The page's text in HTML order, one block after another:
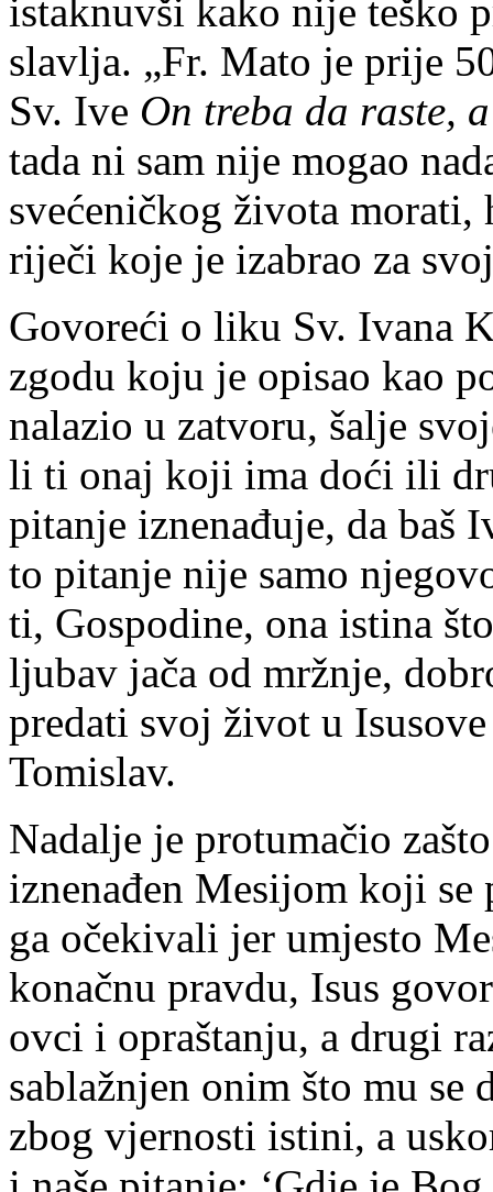
istaknuvši kako nije teško
slavlja. „Fr. Mato je prije
Sv. Ive On treba da raste,
tada ni sam nije mogao
svećeničkog života
riječi koje je izabrao za
Govoreći o liku Sv. Ivana
zgodu koju je opisao kao
nalazio u zatvoru, šalje
li ti onaj koji ima doći ili
pitanje iznenađuje, da baš
to pitanje nije samo
ti, Gospodine, ona istina
ljubav jača od mržnje,
predati svoj život u
Tomislav.
Nadalje je protumačio
iznenađen Mesijom koji se
ga očekivali jer umjesto
konačnu pravdu, Isus
ovci i opraštanju, a drugi
sablažnjen onim što mu se
zbog vjernosti istini, a